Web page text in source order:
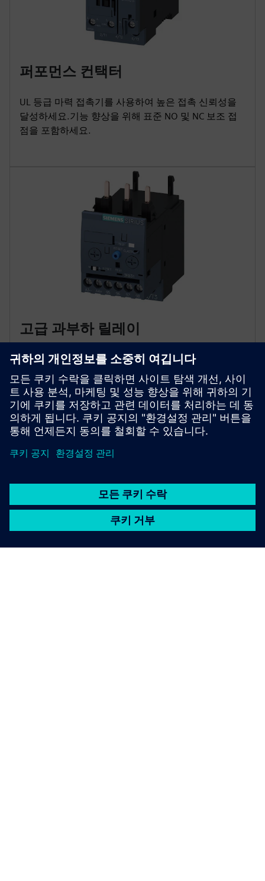
퍼포먼스 컨택터
UL 등급 마력 접촉기를 사용하여 높은 접촉 신뢰성을
달성하세요.기능 향상을 위해 표준 NO 및 NC 보조 접
점을 포함하세요.
고급 과부하 릴레이
선택 가능한 클래스 5, 10, 20, 30 과부하 릴레이로 포
괄적인 모터 보호 기능을 제공해요.위상 장애, 불균형,
내부 접지 고장으로부터 보호하세요.